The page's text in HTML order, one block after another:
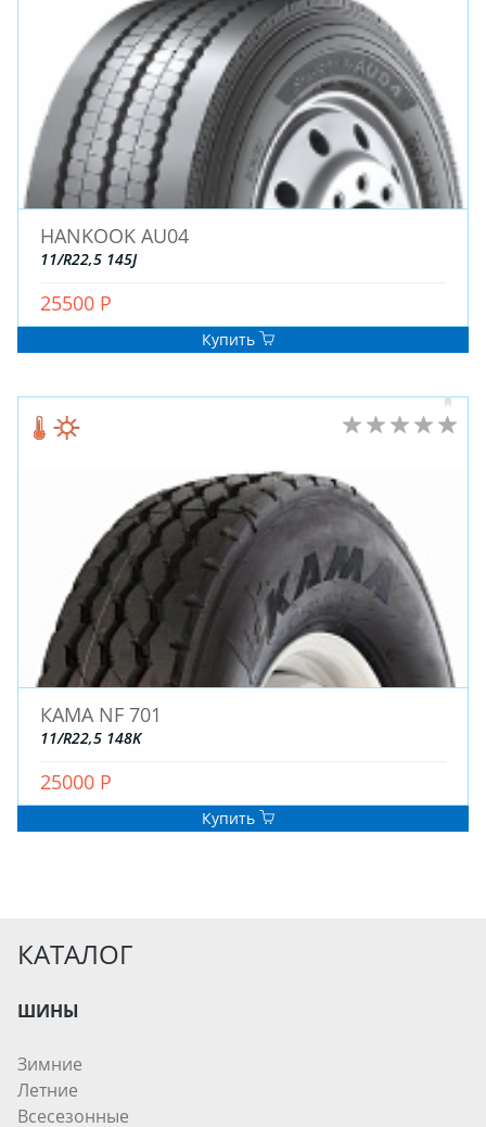
HANKOOK AU04
11/R22,5 145J
25500 Р
Купить
КАМА NF 701
11/R22,5 148K
25000 Р
Купить
КАТАЛОГ
ШИНЫ
Зимние
Летние
Всесезонные